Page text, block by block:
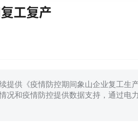
工复产
提供《疫情防控期间象山企业复工生
况和疫情防控提供数据支持，通过电